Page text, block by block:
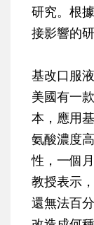
研究。根
接影響的
基改口服
美國有一
本，應用
氨酸濃度
性，一個
教授表示
還無法百